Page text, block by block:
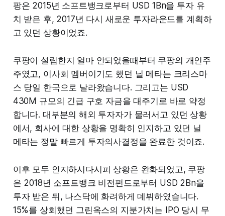
팡은 2015년 소프트뱅크로부터 USD 1Bn을 투자 유
치 받은 후, 2017년 다시 새로운 투자라운드를 계획하
고 있던 상황이었죠.
쿠팡이 설립한지 얼마 안되었을때부터 쿠팡의 개인주
주였고, 이사회 멤버이기도 했던 닐 메타는 크리스마
스 당일 한국으로 날라왔습니다. 그리고는 USD
430M 규모의 긴급 구호 자금을 대주기로 바로 약정
합니다. 대부분의 해외 투자자가 물러서고 있던 상황
에서, 회사에 대한 상황을 명확히 인지하고 있던 닐
메타는 정말 빠르게 투자의사결정을 완료한 것이죠.
이후 모두 인지하시다시피 상황은 완화되었고, 쿠팡
은 2018년 소프트뱅크 비전펀드로부터 USD 2Bn을
투자 받은 뒤, 나스닥에 화려하게 데뷔하였습니다.
15%를 상회했던 그린옥스의 지분가치는 IPO 당시 무